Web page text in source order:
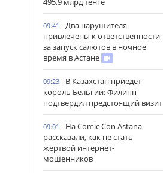
09:41
Два нарушителя
привлечены к ответственности
за запуск салютов в ночное
время в Астане
09:23
В Казахстан приедет
король Бельгии: Филипп
подтвердил предстоящий визит
09:01
На Comic Con Astana
рассказали, как не стать
жертвой интернет-
мошенников